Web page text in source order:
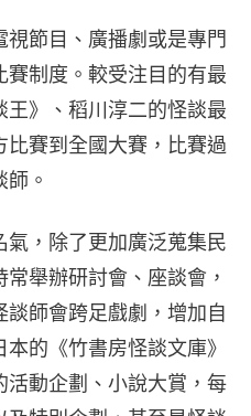
節目、廣播劇或是專門
制度。較受注目的有最
》、稻川淳二的怪談最
賽到全國大賽，比賽過
。
，除了更加廣泛蒐集民
舉辦研討會、座談會，
師會跨足戲劇，增加自
的《竹書房怪談文庫》
動企劃、小說大賞，每